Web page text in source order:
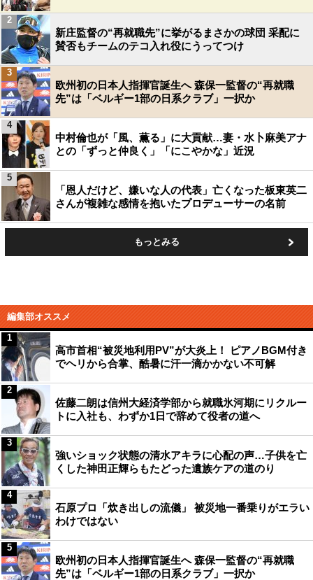
新庄監督の“再就職先”に挙がるまさかの球団 采配に
賛否もチームのテコ入れ役にうってつけ
2
欧州初の日本人指揮官誕生へ 森保一監督の“再就職
先”は「ベルギー1部の日系クラブ」一択か
3
中村倫也が「風、薫る」に大貢献…妻・水卜麻美アナ
との「ずっと仲良く」「にこやかな」近況
4
「恩人だけど、嫌いな人の代表」亡くなった板東英二
さんが複雑な感情を抱いたプロデューサーの名前
5
もっとみる
編集部オススメ
高市首相“被災地利用PV”が大炎上！ ピアノBGM付き
でヘリから合掌、酷暑に汗一滴かかない不可解
1
佐藤二朗は信州大経済学部から就職氷河期にリクルー
トに入社も、わずか1日で辞めて役者の道へ
2
強いショック状態の清水アキラに心配の声…子供を亡
くした神田正輝らもたどった遺族ケアの道のり
3
石原プロ「炊き出しの流儀」 被災地一番乗りがエラい
わけではない
4
欧州初の日本人指揮官誕生へ 森保一監督の“再就職
先”は「ベルギー1部の日系クラブ」一択か
5